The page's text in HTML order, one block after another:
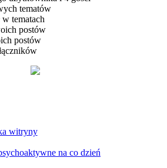
tematów
tematach
postów
postów
witryny
na co dzień